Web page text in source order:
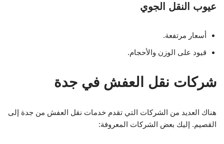
عيوب النقل الجوي
أسعار مرتفعة.
قيود على الوزن والأحجام.
شركات نقل العفش في جدة
هناك العديد من الشركات التي تقدم خدمات نقل العفش من جدة إلى
القصيم. إليك بعض الشركات المعروفة: